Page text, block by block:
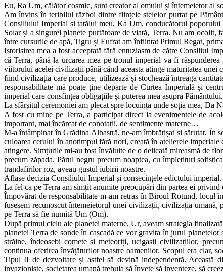
Eu, Ra Um, călător cosmic, sunt creator al omului și întemeietor al
Am învins în teribilul război dintre ființele stelelor purtat pe
Consiliului Imperial și tatălui meu, Ka Um, conducătorul
Solar și a singurei planete purtătoare de viață, Terra. Nu am ocolit,
între cursurile de apă, Tigru și Eufrat am înființat Primul Regat,
Istorisirea mea a fost acceptată fără entuziasm de către Consiliul
că Terra, până la urcarea mea pe tronul imperial va fi
viitorului acelei civilizații până când aceasta atinge maturitatea
fiind civilizația care produce, utilizează și stochează întreaga
responsabilitate mă poate ține departe de Curtea Imperială și
imperial care consfințea obligațiile și puterea mea asupra Pământului.
La sfârșitul ceremoniei am plecat spre locuința unde soția mea, Da
A fost cu mine pe Terra, a participat direct la evenimentele de
important, mai încărcat de conotații, de sentimente materne…
M-a întâmpinat în Grădina Albastră, ne-am îmbrățișat și sărutat. În
culoarea cerului în anotimpul fără nori, creată în atelierele
atingere. Simțurile mi-au fost învăluite de o delicată mireasmă de
precum zăpada. Părul negru precum noaptea, cu împletituri
trandafirilor roz, aveau gustul iubirii noastre.
Aflase decizia Consiliului Imperial și consecințele edictului
La fel ca pe Terra am simțit anumite preocupări din partea ei
Împovărat de responsabilitate m-am retras în Biroul Rotund, locul
fusesem recunoscut întemeietorul unei civilizații, civilizația
pe Terra să fie numită Um (Om).
După primul ciclu ale planetei materne, Ur, aveam strategia
planetei Terra de sonde în cascadă ce vor gravita în jurul
străine, îndeosebi comete și meteoriți, ucigașii civilizațiilor,
continua oferirea învățăturilor noastre oamenilor. Scopul era clar,
Tipul II de dezvoltare și astfel să devină independentă. Această
invazioniste, societatea umană trebuia să învețe să inventeze, să